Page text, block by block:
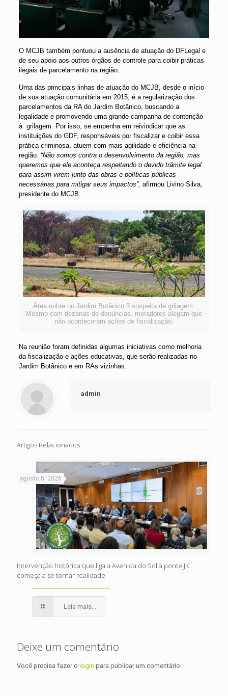
O MCJB também pontuou a ausência de atuação do DFLegal e
de seu apoio aos outros órgãos de controle para coibir práticas
ilegais de parcelamento na região.
Uma das principais linhas de atuação do MCJB, desde o início
de sua atuação comunitária em 2015, é a regularização dos
parcelamentos da RA do Jardim Botânico, buscando a
legalidade e promovendo uma grande campanha de contenção
à grilagem. Por isso, se empenha em reivindicar que as
instituições do GDF, responsáveis por fiscalizar e coibir essa
prática criminosa, atuem com mais agilidade e eficiência na
região. “Não somos contra o desenvolvimento da região, mas
queremos que ele aconteça respeitando o devido trâmite legal
para assim virem junto das obras e políticas públicas
necessárias para mitigar seus impactos”, afirmou Livino Silva,
presidente do MCJB.
Área nobre no Jardim Botânico 3 suspeita de grilagem.
Mesmo com dezenas de denúncias, moradores alegam que
não aconteceram ações de fiscalização.
Na reunião foram definidas algumas iniciativas como melhoria
da fiscalização e ações educativas, que serão realizadas no
Jardim Botânico e em RAs vizinhas.
admin
Artigos Relacionados
agosto 5, 2026
Intervenção histórica que liga a Avenida do Sol à ponte JK
começa a se tornar realidade
Leia mais...
Deixe um comentário
Você precisa fazer o login para publicar um comentário.